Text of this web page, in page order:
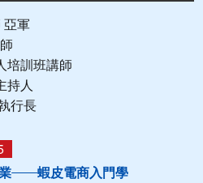
軍
培訓班講師
持人
行長
蝦皮電商入門學